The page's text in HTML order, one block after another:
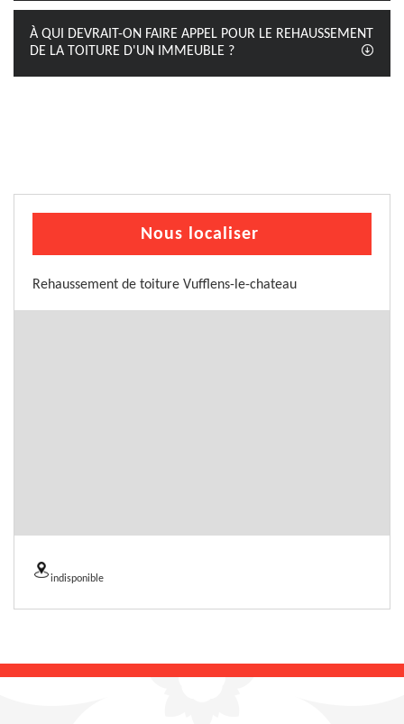
À QUI DEVRAIT-ON FAIRE APPEL POUR LE REHAUSSEMENT
DE LA TOITURE D'UN IMMEUBLE ?
Nous localiser
Rehaussement de toiture Vufflens-le-chateau
indisponible